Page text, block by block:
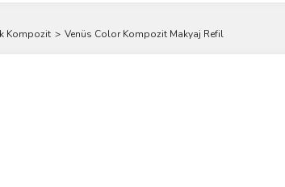
Kompozit Venüs Color Kompozit Makyaj Refil